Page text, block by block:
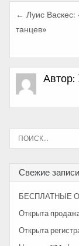
Н
в
и
г
ц
я
п
о
з
← Луис Васкес:
танцев»
Автор:
Свежие записи
БЕСПЛАТНЫЕ
Открыта
Открыта